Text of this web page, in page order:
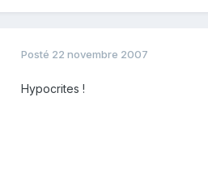
Posté 22 novembre 2007
Hypocrites !